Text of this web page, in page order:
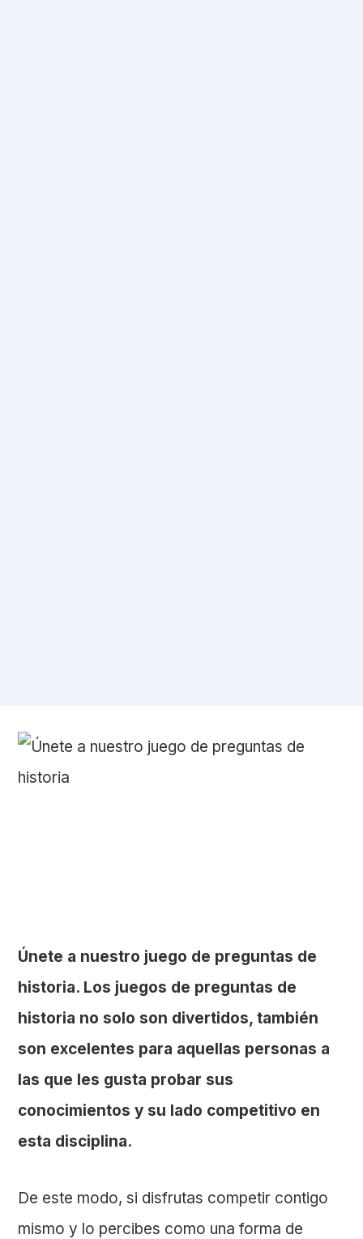
Únete a nuestro juego de preguntas de
historia. Los juegos de preguntas de
historia no solo son divertidos, también
son excelentes para aquellas personas a
las que les gusta probar sus
conocimientos y su lado competitivo en
esta disciplina.
De este modo, si disfrutas competir contigo
mismo y lo percibes como una forma de